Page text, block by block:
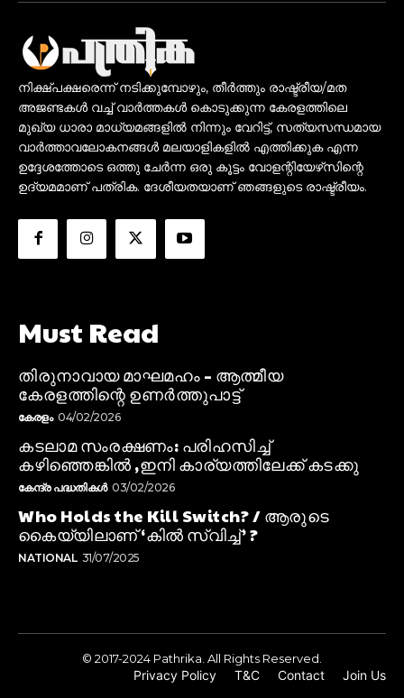
നിക്ഷ്പക്ഷരെന്ന് നടിക്കുമ്പോഴും, തീർത്തും രാഷ്ട്രീയ/മത
അജണ്ടകൾ വച്ച് വാർത്തകൾ കൊടുക്കുന്ന കേരളത്തിലെ
മുഖ്യ ധാരാ മാധ്യമങ്ങളിൽ നിന്നും വേറിട്ട്, സത്യസന്ധമായ
വാർത്താവലോകനങ്ങൾ മലയാളികളിൽ എത്തിക്കുക എന്ന
ഉദ്ദേശത്തോടെ ഒത്തു ചേർന്ന ഒരു കൂട്ടം വോളന്റിയേഴ്‌സിന്റെ
ഉദ്യമമാണ് പത്രിക. ദേശീയതയാണ് ഞങ്ങളുടെ രാഷ്ട്രീയം.
Must Read
തിരുനാവായ മാഘമഹം – ആത്മീയ
കേരളത്തിന്റെ ഉണർത്തുപാട്ട്
കേരളം 04/02/2026
കടലാമ സംരക്ഷണം: പരിഹസിച്ച്
കഴിഞ്ഞെങ്കിൽ ,ഇനി കാര്യത്തിലേക്ക് കടക്കു
കേന്ദ്ര പദ്ധതികൾ 03/02/2026
Who Holds the Kill Switch? / ആരുടെ
കൈയ്യിലാണ് ‘കിൽ സ്വിച്ച്’ ?
NATIONAL 31/07/2025
© 2017-2024 Pathrika. All Rights Reserved.
Privacy Policy T&C Contact Join Us